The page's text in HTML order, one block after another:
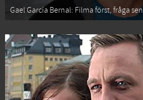
Gael García Bernal: Filma först, fråga sen